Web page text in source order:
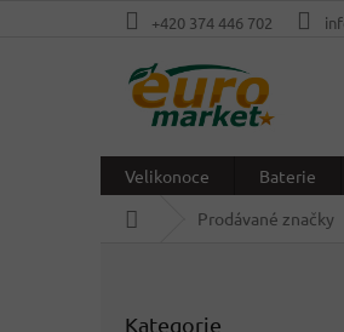
+420 374 446 702
Velikonoce Baterie
Prodávané značky
kategorie
Kategorie